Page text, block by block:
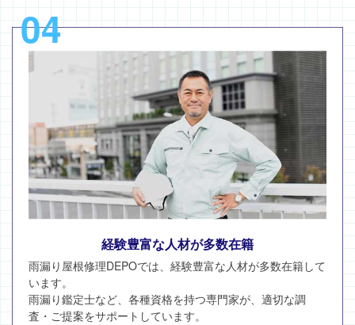
04
経験豊富な人材が多数在籍
雨漏り屋根修理DEPOでは、経験豊富な人材が多数在籍して
います。
雨漏り鑑定士など、各種資格を持つ専門家が、適切な調
査・ご提案をサポートしています。